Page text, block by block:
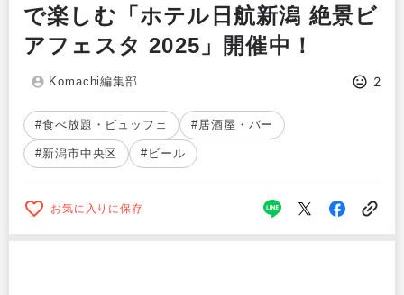
で楽しむ「ホテル日航新潟 絶景ビ
アフェスタ 2025」開催中！
Komachi編集部 2
#食べ放題・ビュッフェ #居酒屋・バー
#新潟市中央区 #ビール
お気に入りに保存